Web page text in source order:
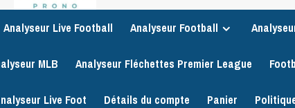
Analyseur Live Football Analyseur Football
MLB Analyseur Fléchettes Premier League
Live Foot Détails du compte Panier